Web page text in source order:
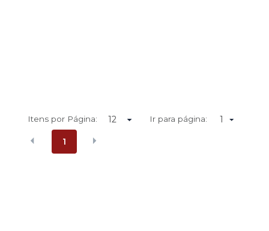
Itens por Página: Ir para página: 1
1